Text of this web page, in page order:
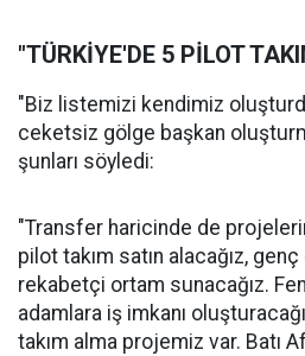
"TÜRKİYE'DE 5 PİLOT
"Biz listemizi kendimiz
ceketsiz gölge başkan
şunları söyledi:
"Transfer haricinde de
pilot takım satın alacağız, genç
rekabetçi ortam sunacağız.
adamlara iş imkanı
takım alma projemiz var. Batı